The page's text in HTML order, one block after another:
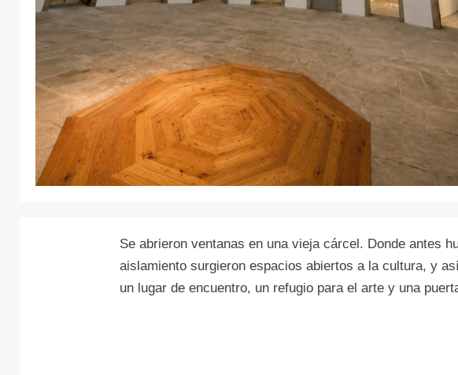
Se abrieron ventanas en una vieja cárcel. Donde antes
aislamiento surgieron espacios abiertos a la cultura, y
un lugar de encuentro, un refugio para el arte y una